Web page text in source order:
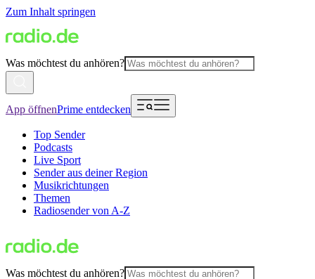
Zum Inhalt springen
Was möchtest du anhören?
App öffnenPrime entdecken
Top Sender
Podcasts
Live Sport
Sender aus deiner Region
Musikrichtungen
Themen
Radiosender von A-Z
Was möchtest du anhören?